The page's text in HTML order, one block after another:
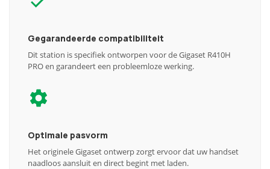
Gegarandeerde compatibiliteit
Dit station is specifiek ontworpen voor de Gigaset R410H
PRO en garandeert een probleemloze werking.
Optimale pasvorm
Het originele Gigaset ontwerp zorgt ervoor dat uw handset
naadloos aansluit en direct begint met laden.